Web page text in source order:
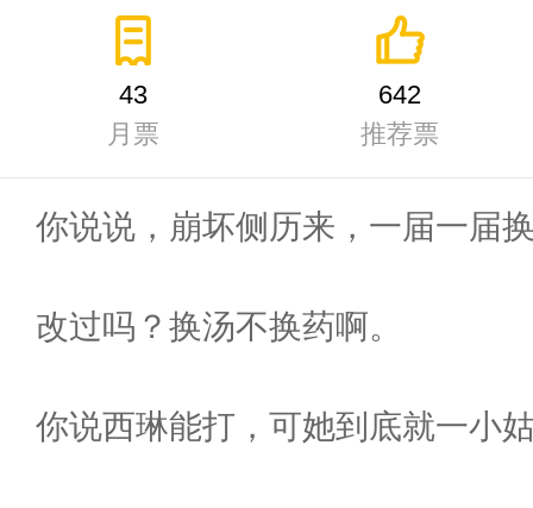
43
月票
642
推荐票
你说说，崩坏侧历来，一届一届
改过吗？换汤不换药啊。
你说西琳能打，可她到底就一小